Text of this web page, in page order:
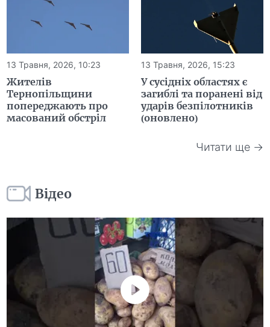
13 Травня, 2026, 10:23
Жителів
Тернопільщини
попереджають про
масований обстріл
13 Травня, 2026, 15:23
У сусідніх областях є
загиблі та поранені від
ударів безпілотників
(оновлено)
Читати ще →
Відео